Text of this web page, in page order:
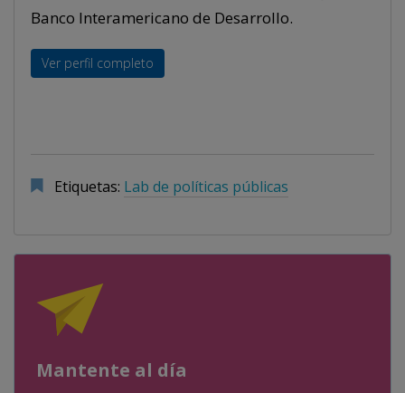
Banco Interamericano de Desarrollo.
Ver perfil completo
Etiquetas: Lab de políticas públicas
Mantente al día